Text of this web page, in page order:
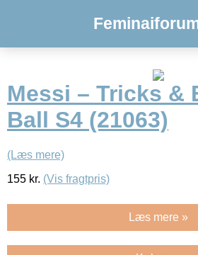
Messi – Tricks &
Ball S4 (21063)
(Læs mere)
155 kr. (Vis fragtpris)
Læs mere »